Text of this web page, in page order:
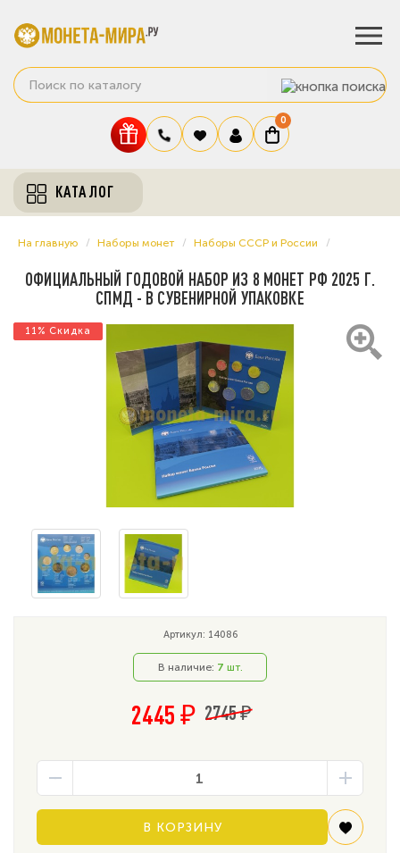
0
КАТАЛОГ
На главную Наборы монет Наборы СССР и России
ОФИЦИАЛЬНЫЙ ГОДОВОЙ НАБОР ИЗ 8 МОНЕТ РФ 2025 Г.
СПМД - В СУВЕНИРНОЙ УПАКОВКЕ
11% Скидка
11% Скидка
Артикул: 14086
В наличие: 7 шт.
2745 ₽
2445 ₽
В КОРЗИНУ